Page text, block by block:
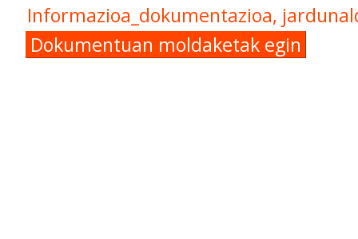
Informazioa_dokumentazioa,
Dokumentuan moldaketak egin